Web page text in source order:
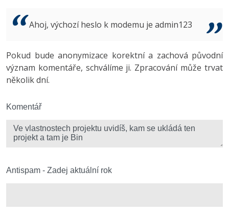
Copywriter
WordPress specialista
Algoritmy -41%
Umělá inteligence (AI) -10%
Fórum
Windows
Kybernetická bezpečnost
Fórum
Ahoj, výchozí heslo k modemu je admin123
Pokud bude anonymizace korektní a zachová původní
význam komentáře, schválíme ji. Zpracování může trvat
několik dní.
Komentář
Antispam - Zadej aktuální rok